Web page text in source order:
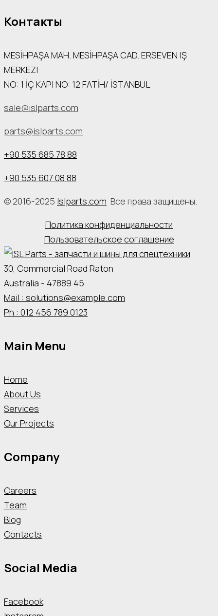
Контакты
MESİHPAŞA МАН. MESİHPAŞA CAD. ERSEVEN IŞ
MERKEZI
NO: 1 İÇ КАРI NO: 12 FATİH/ İSTANBUL
sale@islparts.com
parts@islparts.com
+90 535 685 78 88
+90 535 607 08 88
© 2016-2025 Islparts.com Все права защищены.
Политика конфиденциальности
Пользовательское соглашение
30, Commercial Road Raton
Australia - 47889 45
Mail : solutions@example.com
Ph : 012 456 789 0123
Main Menu
Home
About Us
Services
Our Projects
Company
Careers
Team
Blog
Contacts
Social Media
Facebook